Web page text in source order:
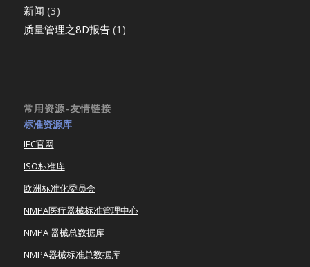
新闻 (3)
质量管理之8D报告(1)
常用资源-友情链接
标准资源库
IEC官网
ISO标准库
欧洲标准化委员会
NMPA医疗器械标准管理中心
NMPA 器械总数据库
NMPA器械标准总数据库